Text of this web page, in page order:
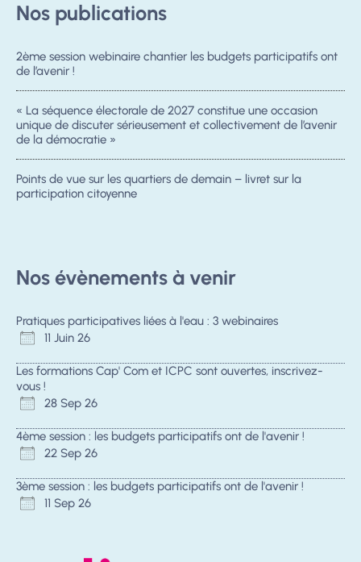
Nos publications
2ème session webinaire chantier les budgets participatifs ont
de l’avenir !
« La séquence électorale de 2027 constitue une occasion
unique de discuter sérieusement et collectivement de l’avenir
de la démocratie »
Points de vue sur les quartiers de demain – livret sur la
participation citoyenne
Nos évènements à venir
Pratiques participatives liées à l'eau : 3 webinaires
11 Juin 26
Les formations Cap' Com et ICPC sont ouvertes, inscrivez-
vous !
28 Sep 26
4ème session : les budgets participatifs ont de l'avenir !
22 Sep 26
3ème session : les budgets participatifs ont de l'avenir !
11 Sep 26